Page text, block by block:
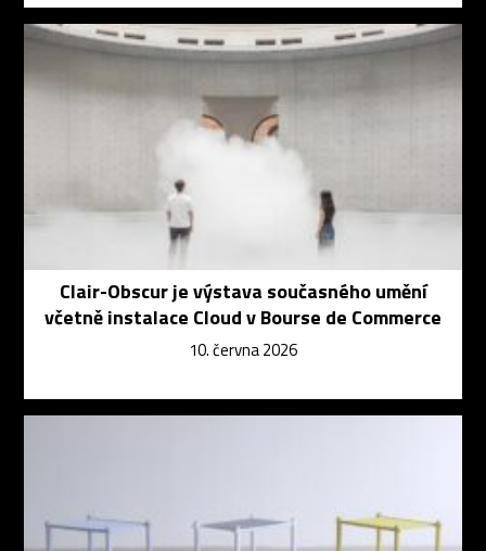
Clair-Obscur je výstava současného umění
včetně instalace Cloud v Bourse de Commerce
10. června 2026